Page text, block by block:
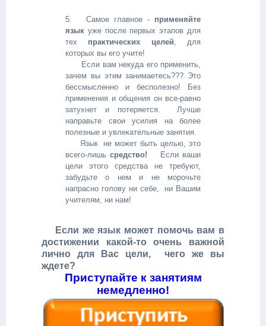
5. Самое главное - применяйте
язык уже после первых этапов для
тех практических целей, для
которых вы его учите!
Если вам некуда его применить,
зачем вы этим занимаетесь??? Это
бессмысленно и бесполезно! Без
применения и общения он все-равно
затухнет и потеряется. Лучше
направьте свои усилия на более
полезные и увлекательные занятия.
Язык не может быть целью, это
всего-лишь средство! Если ваши
цели этого средства не требуют,
забудьте о нем и не морочьте
напрасно голову ни себе, ни Вашим
учителям, ни нам!
Если же язык может помочь вам в
достижении какой-то очень важной
лично для Вас цели, чего же вы
ждете?
Приступайте к занятиям
немедленно!